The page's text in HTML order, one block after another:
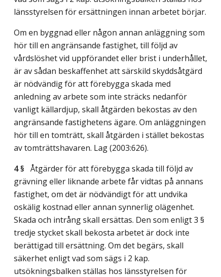
länsstyrelsen för ersättningen innan arbetet börjar.
Om en byggnad eller någon annan anläggning som
hör till en angränsande fastighet, till följd av
vårdslöshet vid uppförandet eller brist i underhållet,
är av sådan beskaffenhet att särskild skyddsåtgärd
är nödvändig för att förebygga skada med
anledning av arbete som inte sträcks nedanför
vanligt källardjup, skall åtgärden bekostas av den
angränsande fastighetens ägare. Om anläggningen
hör till en tomträtt, skall åtgärden i stället bekostas
av tomträttshavaren. Lag (2003:626).
4 § Åtgärder för att förebygga skada till följd av
grävning eller liknande arbete får vidtas på annans
fastighet, om det är nödvändigt för att undvika
oskälig kostnad eller annan synnerlig olägenhet.
Skada och intrång skall ersättas. Den som enligt 3 §
tredje stycket skall bekosta arbetet är dock inte
berättigad till ersättning. Om det begärs, skall
säkerhet enligt vad som sägs i 2 kap.
utsökningsbalken ställas hos länsstyrelsen för